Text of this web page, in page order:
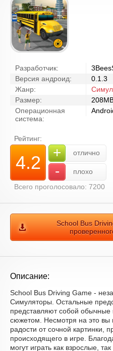
Разработчик:
Версия андроид:
0.1.3
Жанр:
Размер:
Операционная
система:
Рейтинг:
4.2 + отлично
-
плохо
Всего проголосовало: 7200
School Bus
Описание:
School Bus Driving Game -
Симуляторы. Остальные
представляют собой
сюжетом. Несмотря на это вы
радости от сочной картинки,
происходящего в игре.
могут играть как взрослые,